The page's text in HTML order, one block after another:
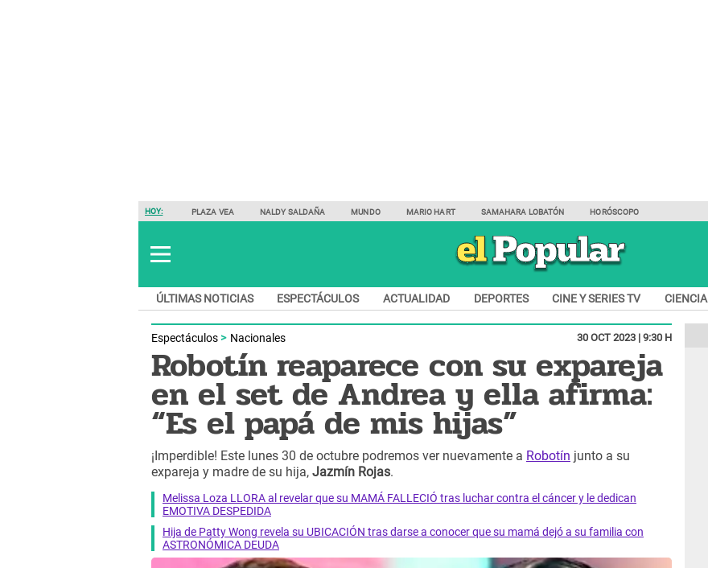
HOY: PLAZA VEA NALDY SALDAÑA MUNDO MARIO HART SAMAHARA LOBATÓN HORÓSCOPO
ÚLTIMAS NOTICIAS ESPECTÁCULOS ACTUALIDAD DEPORTES CINE Y SERIES TV CIENCIA
Espectáculos Nacionales 30 OCT 2023 | 9:30 H
Robotín reaparece con su expareja
en el set de Andrea y ella afirma:
“Es el papá de mis hijas”
¡Imperdible! Este lunes 30 de octubre podremos ver nuevamente a Robotín junto a su
expareja y madre de su hija, Jazmín Rojas.
Melissa Loza LLORA al revelar que su MAMÁ FALLECIÓ tras luchar contra el cáncer y le dedican
EMOTIVA DESPEDIDA
Hija de Patty Wong revela su UBICACIÓN tras darse a conocer que su mamá dejó a su familia con
ASTRONÓMICA DEUDA